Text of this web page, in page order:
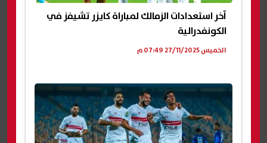
آخر استعدادات الزمالك لمباراة كايزر تشيفز في
الكونفدرالية
الخميس 27/11/2025 07:49 م